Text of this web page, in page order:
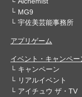
MG9
宇佐美芸能事務所
アプリゲーム
イベント・キャンペー
キャンペーン
リアルイベント
アイチュウ ザ・TV